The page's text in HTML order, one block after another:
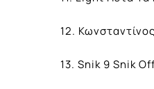
12.
13. Snik 9 Snik